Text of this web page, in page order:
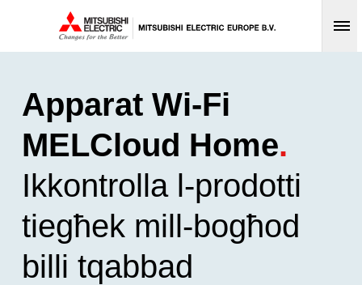
Apparat Wi-Fi
MELCloud Home.
Ikkontrolla l-prodotti
tiegħek mill-bogħod
billi tqabbad